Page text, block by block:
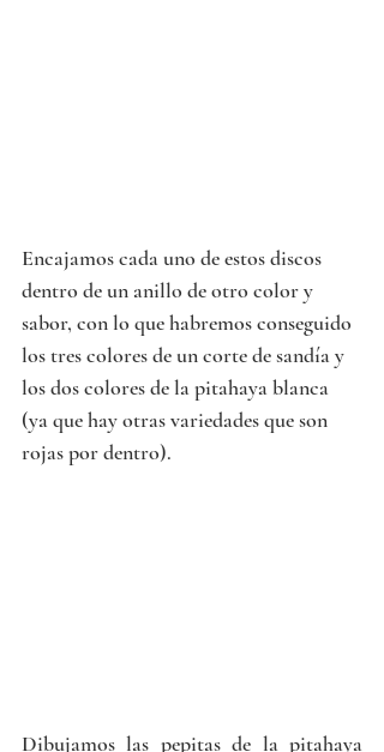
Encajamos cada uno de estos discos
dentro de un anillo de otro color y
sabor, con lo que habremos conseguido
los tres colores de un corte de sandía y
los dos colores de la pitahaya blanca
(ya que hay otras variedades que son
rojas por dentro).
Dibujamos las pepitas de la pitahaya